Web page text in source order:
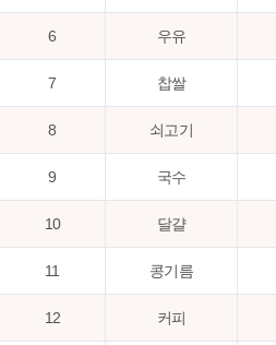
6 우유
7 찹쌀
8 쇠고기
9 국수
10 달걀
11 콩기름
12 커피